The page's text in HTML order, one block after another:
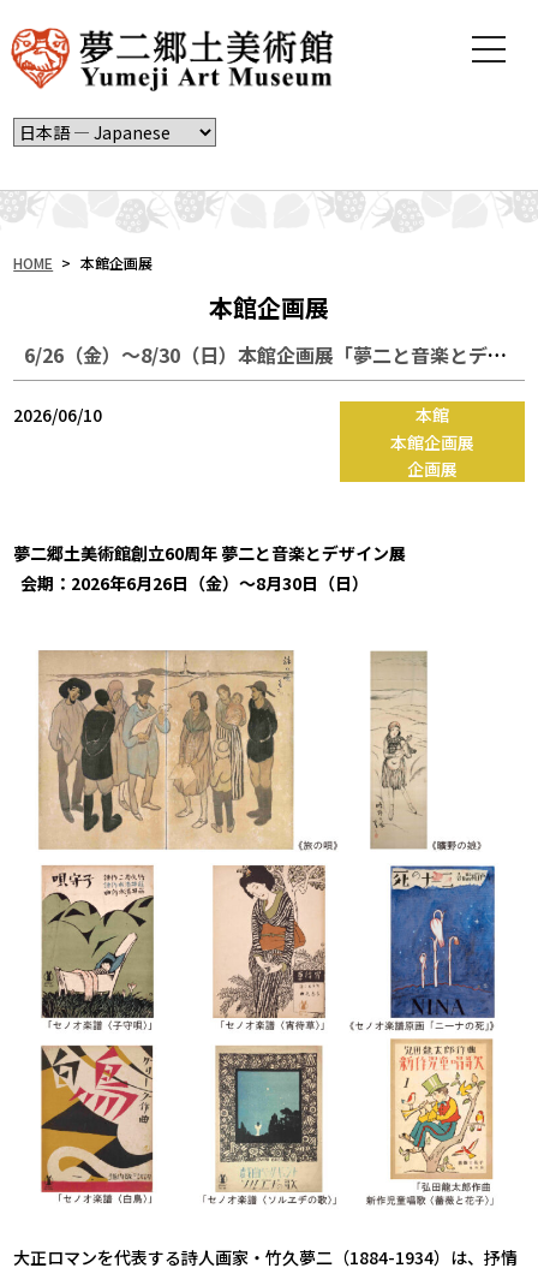
t
n
i
o
n
HOME > 本館企画展
本館企画展
6/26（金）～8/30（日）本館企画展「夢二と音楽とデザイン」
2026/06/10
本館
本館企画展
企画展
夢二郷土美術館創立60周年 夢二と音楽とデザイン展
会期：2026年6月26日（金）～8月30日（日）
大正ロマンを代表する詩人画家・竹久夢二（1884-1934）は、抒情